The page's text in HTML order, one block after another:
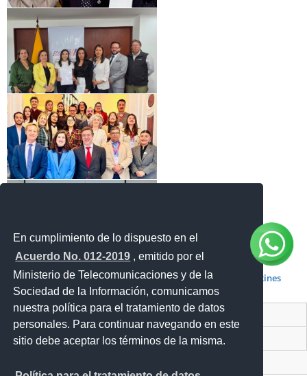
En cumplimiento de lo dispuesto en el
Acuerdo No. 012-2019 , emitido por el
Ministerio de Telecomunicaciones y de la
Sociedad de la Información, comunicamos
nuestra política para el tratamiento de datos
personales. Para continuar navegando en este
sitio debe aceptar los términos de la misma.
Boletines
Contacto Ciudadano Digital
Portal Trámites Ciudadanos